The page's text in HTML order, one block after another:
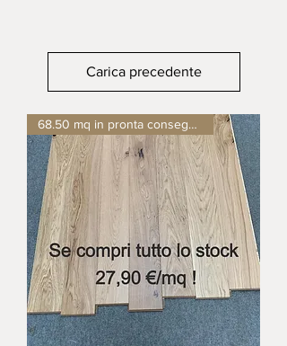
Carica precedente
68.50 mq in pronta consegna !